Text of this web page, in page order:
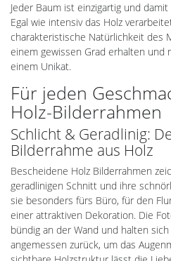
Jeder Baum ist einzigartig und
Egal wie intensiv das Holz
charakteristische Natürlichkeit des
einem gewissen Grad erhalten und
einem Unikat.
Für jeden
Holz-Bilderrahmen
Schlicht & Geradlinig:
Bilderrahme aus Holz
Bescheidene Holz Bilderrahmen
geradlinigen Schnitt und ihre
sie besonders fürs Büro, für den
einer attraktiven Dekoration. Die
bündig an der Wand und halten
angemessen zurück, um das